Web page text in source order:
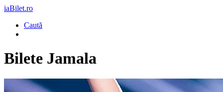
iaBilet.ro
Caută
Bilete Jamala